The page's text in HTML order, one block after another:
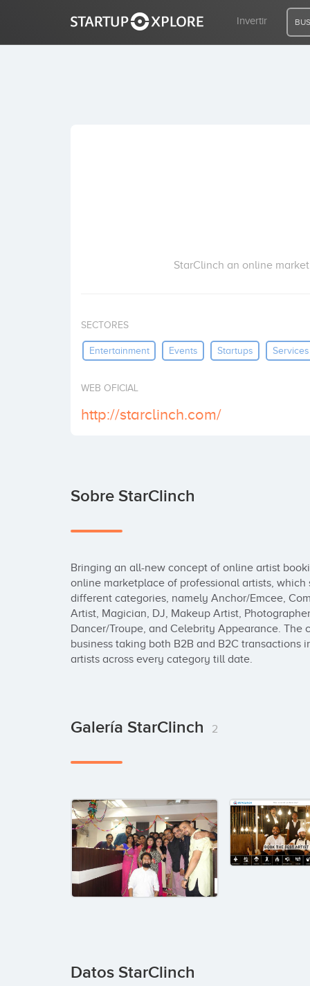
Invertir
StarClinch an online
SECTORES
Entertainment Events Startups Services
WEB OFICIAL
http://starclinch.com/
Sobre StarClinch
Bringing an all-new concept of online artist
online marketplace of professional artists, which
different categories, namely Anchor/Emcee,
Artist, Magician, DJ, Makeup Artist,
Dancer/Troupe, and Celebrity Appearance.
business taking both B2B and B2C transactions
artists across every category till date.
Galería StarClinch 2
Datos StarClinch